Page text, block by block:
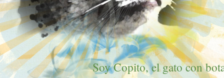
Soy Copito, el gato con